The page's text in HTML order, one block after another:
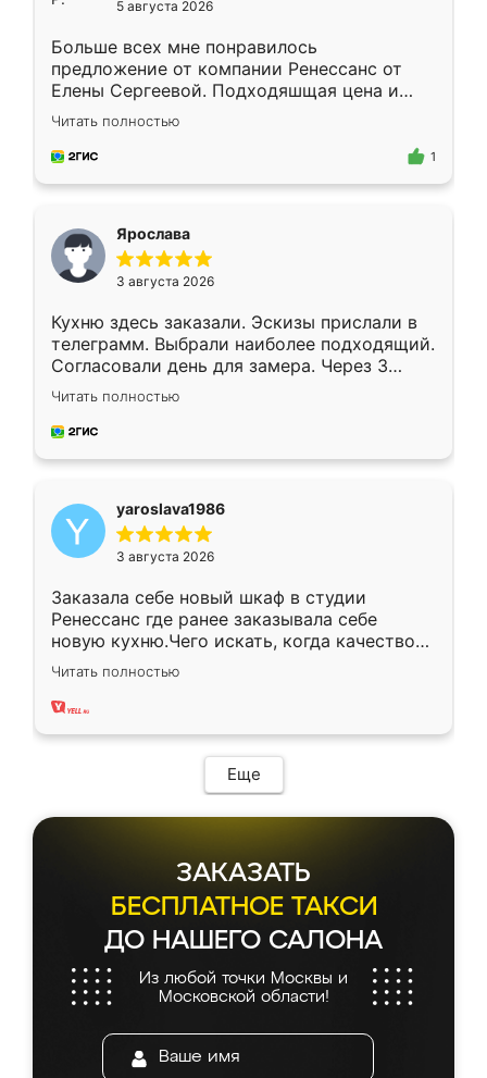
5 августа 2026
Больше всех мне понравилось
предложение от компании Ренессанс от
Елены Сергеевой. Подходяшщая цена и
короткие сроки изготовления. Приехавший
для замера сотрудник Владислав
предложил по моему эскизу самый
Читать полностью
1
Ярослава
3 августа 2026
Кухню здесь заказали. Эскизы прислали в
телеграмм. Выбрали наиболее подходящий.
Согласовали день для замера. Через 3
недели кухня была уже готова. Остались
довольны работой. Спасибо Ренессанс
мебель за качественную работу!
Читать полностью
yaroslava1986
3 августа 2026
Заказала себе новый шкаф в студии
Ренессанс где ранее заказывала себе
новую кухню.Чего искать, когда качеством
вполне довольна. Служит кухня уже почти
два года, нареканий нет.
Читать полностью
Еще
ЗАКАЗАТЬ
БЕСПЛАТНОЕ ТАКСИ
ДО НАШЕГО САЛОНА
Из любой точки Москвы и
Московской области!